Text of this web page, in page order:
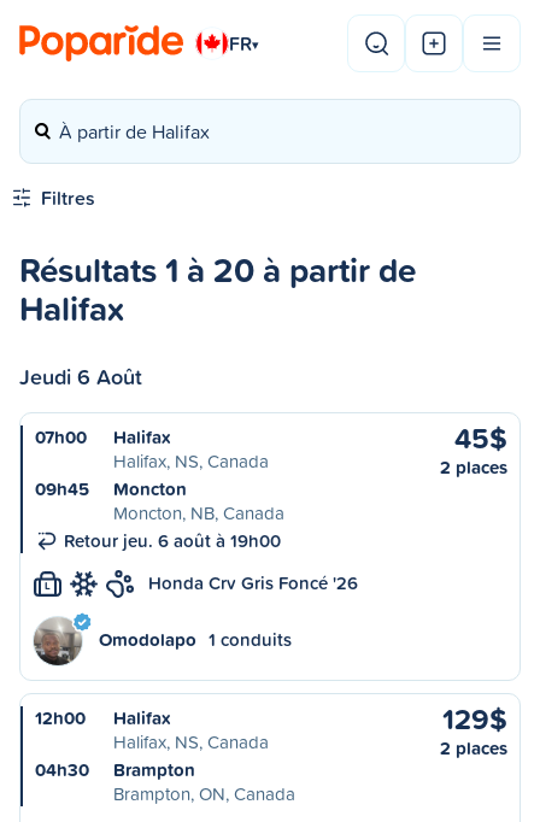
FR▾
À partir de Halifax
Filtres
Résultats 1 à 20 à partir de
Halifax
Jeudi 6 Août
07h00
Halifax
Halifax, NS, Canada
09h45
Moncton
Moncton, NB, Canada
Retour jeu. 6 août à 19h00
45$
2 places
L Honda Crv Gris Foncé '26
Omodolapo 1 conduits
12h00
Halifax
Halifax, NS, Canada
04h30
Brampton
Brampton, ON, Canada
129$
2 places